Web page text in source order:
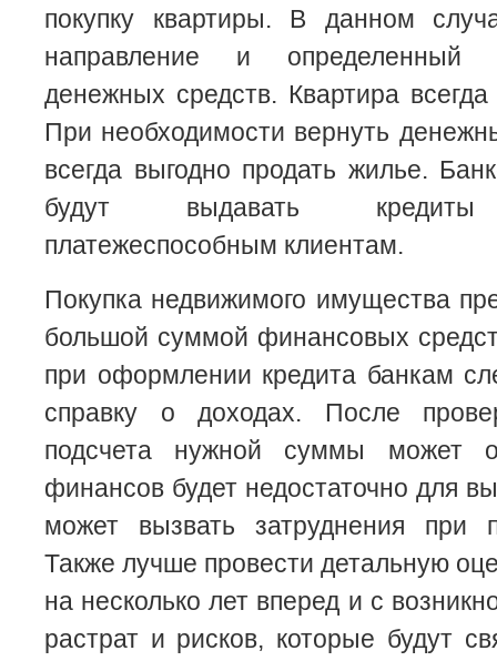
покупку квартиры. В данном
направление и определенный
денежных средств. Квартира
При необходимости вернуть
всегда выгодно продать жилье.
будут выдавать кредиты
платежеспособным клиентам.
Покупка недвижимого имущества
большой суммой финансовых
при оформлении кредита банкам
справку о доходах. После
подсчета нужной суммы может
финансов будет недостаточно для
может вызвать затруднения при
Также лучше провести детальную
на несколько лет вперед и с
растрат и рисков, которые будут